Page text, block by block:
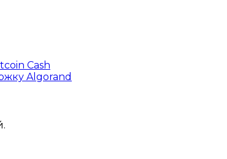
Cash
Algorand